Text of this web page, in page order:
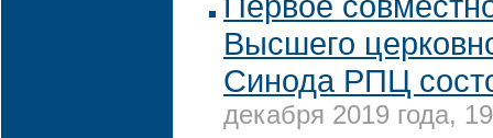
Высшего
Синода РПЦ
декабря 2019 года,